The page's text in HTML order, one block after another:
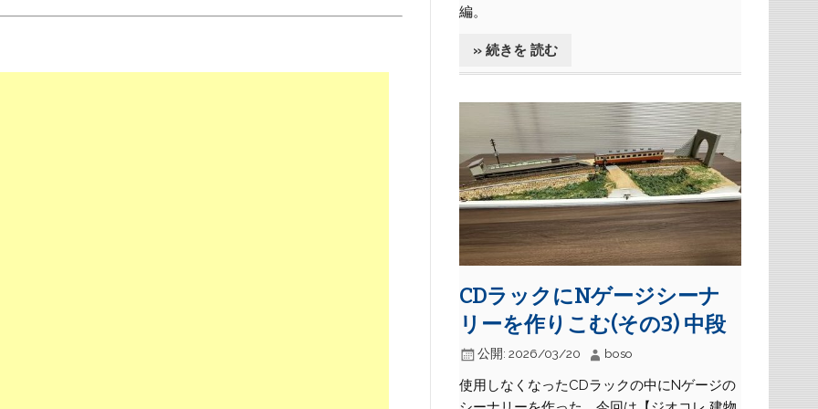
編。
» 続きを 読む
CDラックにNゲージシーナ
リーを作りこむ(その3) 中段
公開: 2026/03/20 boso
使用しなくなったCDラックの中にNゲージの